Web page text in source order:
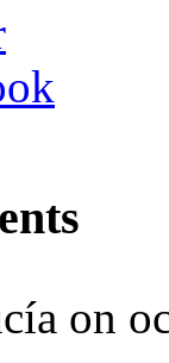
on